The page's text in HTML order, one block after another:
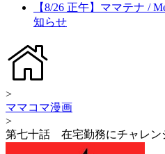
【8/26 正午】ママテナ /
知らせ
>
ママコマ漫画
>
第七十話 在宅勤務にチャレン